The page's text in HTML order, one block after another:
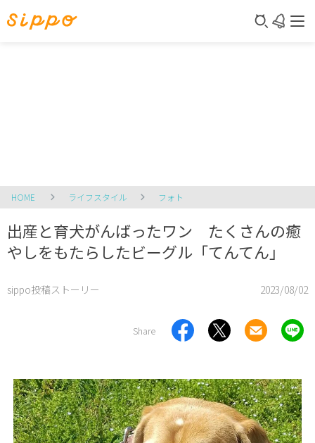
HOME ライフスタイル フォト
出産と育犬がんばったワン たくさんの癒
やしをもたらしたビーグル「てんてん」
sippo投稿ストーリー 2023/08/02
Share